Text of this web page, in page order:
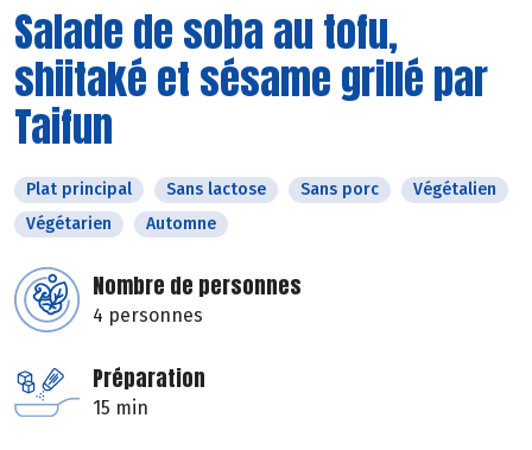
Salade de soba au tofu,
shiitaké et sésame grillé par
Taifun
Plat principal Sans lactose Sans porc
Végétalien
Végétarien
Automne
Nombre de personnes
4 personnes
Préparation
15 min